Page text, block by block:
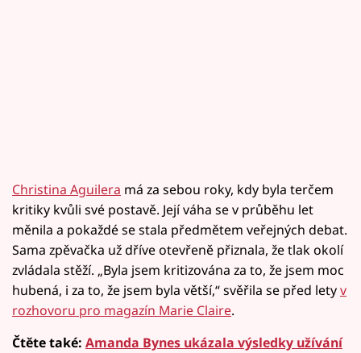
Christina Aguilera má za sebou roky, kdy byla terčem
kritiky kvůli své postavě. Její váha se v průběhu let
měnila a pokaždé se stala předmětem veřejných debat.
Sama zpěvačka už dříve otevřeně přiznala, že tlak okolí
zvládala stěží. „Byla jsem kritizována za to, že jsem moc
hubená, i za to, že jsem byla větší,“ svěřila se před letyv
rozhovoru pro magazín Marie Claire.
Čtěte také: Amanda Bynes ukázala výsledky užívání